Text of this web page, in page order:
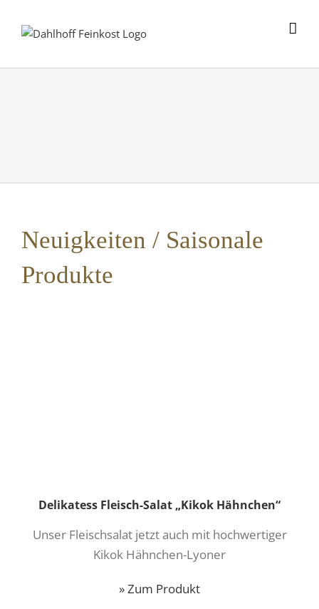
Neuigkeiten / Saisonale
Produkte
Delikatess Fleisch-Salat „Kikok Hähnchen“
Unser Fleischsalat jetzt auch mit hochwertiger
Kikok Hähnchen-Lyoner
» Zum Produkt